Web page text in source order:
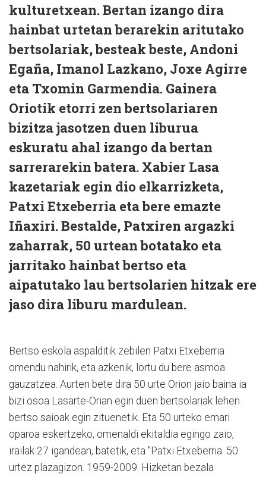
kulturetxean. Bertan izango dira
hainbat urtetan berarekin aritutako
bertsolariak, besteak beste, Andoni
Egaña, Imanol Lazkano, Joxe Agirre
eta Txomin Garmendia. Gainera
Oriotik etorri zen bertsolariaren
bizitza jasotzen duen liburua
eskuratu ahal izango da bertan
sarrerarekin batera. Xabier Lasa
kazetariak egin dio elkarrizketa,
Patxi Etxeberria eta bere emazte
Iñaxiri. Bestalde, Patxiren argazki
zaharrak, 50 urtean botatako eta
jarritako hainbat bertso eta
aipatutako lau bertsolarien hitzak ere
jaso dira liburu mardulean.
Bertso eskola aspalditik zebilen Patxi Etxeberria
omendu nahirik, eta azkenik, lortu du bere asmoa
gauzatzea. Aurten bete dira 50 urte Orion jaio baina ia
bizi osoa Lasarte-Orian egin duen bertsolariak lehen
bertso saioak egin zituenetik. Eta 50 urteko emari
oparoa eskertzeko, omenaldi ekitaldia egingo zaio,
irailak 27 igandean, batetik, eta "Patxi Etxeberria. 50
urtez plazagizon. 1959-2009. Hizketan bezala